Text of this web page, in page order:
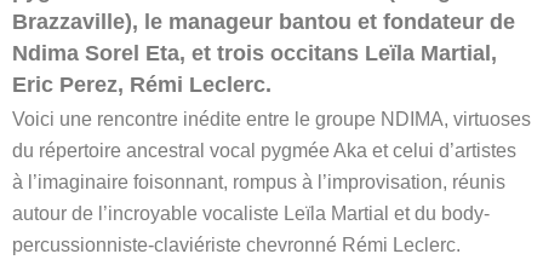
Brazzaville), le manageur bantou et fondateur de
Ndima Sorel Eta, et trois occitans Leïla Martial,
Eric Perez, Rémi Leclerc.
Voici une rencontre inédite entre le groupe NDIMA, virtuoses
du répertoire ancestral vocal pygmée Aka et celui d’artistes
à l’imaginaire foisonnant, rompus à l’improvisation, réunis
autour de l’incroyable vocaliste Leïla Martial et du body-
percussionniste-claviériste chevronné Rémi Leclerc.